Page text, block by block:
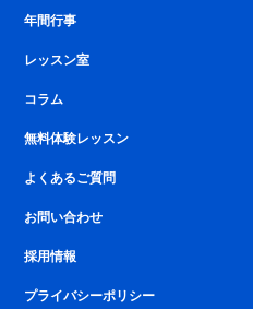
年間行事
レッスン室
コラム
無料体験レッスン
よくあるご質問
お問い合わせ
採用情報
プライバシーポリシー